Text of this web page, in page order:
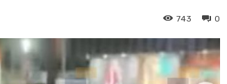
0
743